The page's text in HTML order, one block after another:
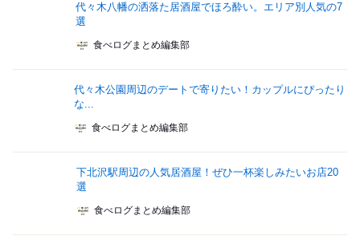
代々木八幡の洒落た居酒屋でほろ酔い。エリア別人気の7
選
食べログまとめ編集部
代々木公園周辺のデートで寄りたい！カップルにぴったり
な...
食べログまとめ編集部
下北沢駅周辺の人気居酒屋！ぜひ一杯楽しみたいお店20
選
食べログまとめ編集部